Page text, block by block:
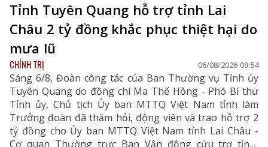
Tỉnh Tuyên Quang hỗ trợ tỉnh Lai
Châu 2 tỷ đồng khắc phục thiệt hại do
mưa lũ
CHÍNH TRỊ 06/08/2026 09:54
Sáng 6/8, Đoàn công tác của Ban Thường vụ Tỉnh ủy
Tuyên Quang do đồng chí Ma Thế Hồng - Phó Bí thư
Tỉnh ủy, Chủ tịch Ủy ban MTTQ Việt Nam tỉnh làm
Trưởng đoàn đã thăm hỏi, động viên và trao hỗ trợ 2
tỷ đồng cho Ủy ban MTTQ Việt Nam tỉnh Lai Châu -
Cơ quan Thường trực Ban Vận động cứu trợ tỉnh,